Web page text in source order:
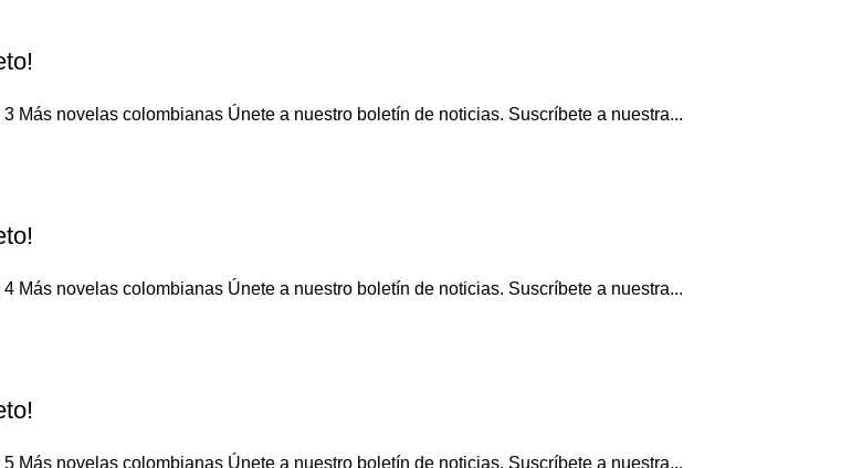
Más novelas colombianas Únete a nuestro boletín de noticias. Suscríbete a nuestra...
Más novelas colombianas Únete a nuestro boletín de noticias. Suscríbete a nuestra...
Más novelas colombianas Únete a nuestro boletín de noticias. Suscríbete a nuestra...